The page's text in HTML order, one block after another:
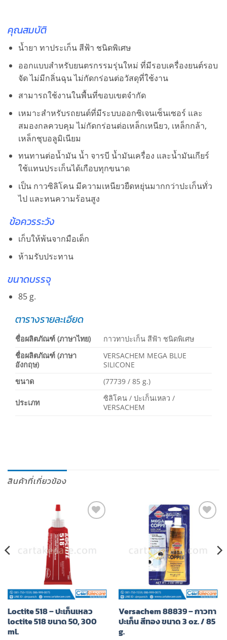
คุณสมบัติ
น้ำยา ทาประเก็น สีฟ้า ชนิดพิเศษ
ออกแบบสำหรับยนตรกรรมรุ่นใหม่ ที่มีรอบเครื่องยนต์รอบ
จัด ไม่มีกลิ่นฉุน ไม่กัดกร่อนต่อวัสดุที่ใช้งาน
สามารถใช้งานในพื้นที่ขอบเขตจำกัด
เหมาะสำหรับรถยนต์ที่มีระบบออกซิเจนเซ็นเซอร์ และ
สมองกลควบคุม ไม่กัดกร่อนต่อเหล็กเหนียว, เหล็กกล้า,
เหล็กชุบอลูมิเนียม
ทนทานต่อน้ำมัน น้ำ จารบี น้ำมันเครื่อง และน้ำมันเกียร์
ใช้แทนประเก็นได้เกือบทุกขนาด
เป็น กาวซิลิโคน มีความเหนียวยืดหยุ่นมากกว่าปะเก็นทั่ว
ไป และทนความร้อนสูง
ข้อควรระวัง
เก็บให้พ้นจากมือเด็ก
ห้ามรับประทาน
ขนาดบรรจุ
85 g.
ตารางรายละเอียด
ชื่อผลิตภัณฑ์ (ภาษาไทย)
กาวทาปะเก็น สีฟ้า ชนิดพิเศษ
ชื่อผลิตภัณฑ์ (ภาษา
อังกฤษ)
VERSACHEM MEGA BLUE
SILICONE
ขนาด
(77739 / 85 g.)
ประเภท
ซิลิโคน / ปะเก็นเหลว /
VERSACHEM
สินค้าที่เกี่ยวข้อง
โปรด
Loctite 518 – ปะเก็นเหลว
loctite 518 ขนาด 50, 300
ml.
โปรด
Versachem 88839 – กาวทา
ปะเก็น สีทอง ขนาด 3 oz. / 85
g.